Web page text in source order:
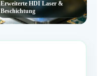
Erweiterte HDI Laser &
Beschichtung